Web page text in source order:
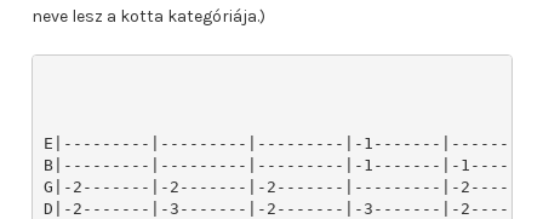
neve lesz a kotta kategóriája.)
E|---------|---------|---------|-1-------
B|---------|---------|---------|-1-------|-
G|-2-------|-2-------|-2-------|---------|-
D|-2-------|-3-------|-2-------|-3-------|-